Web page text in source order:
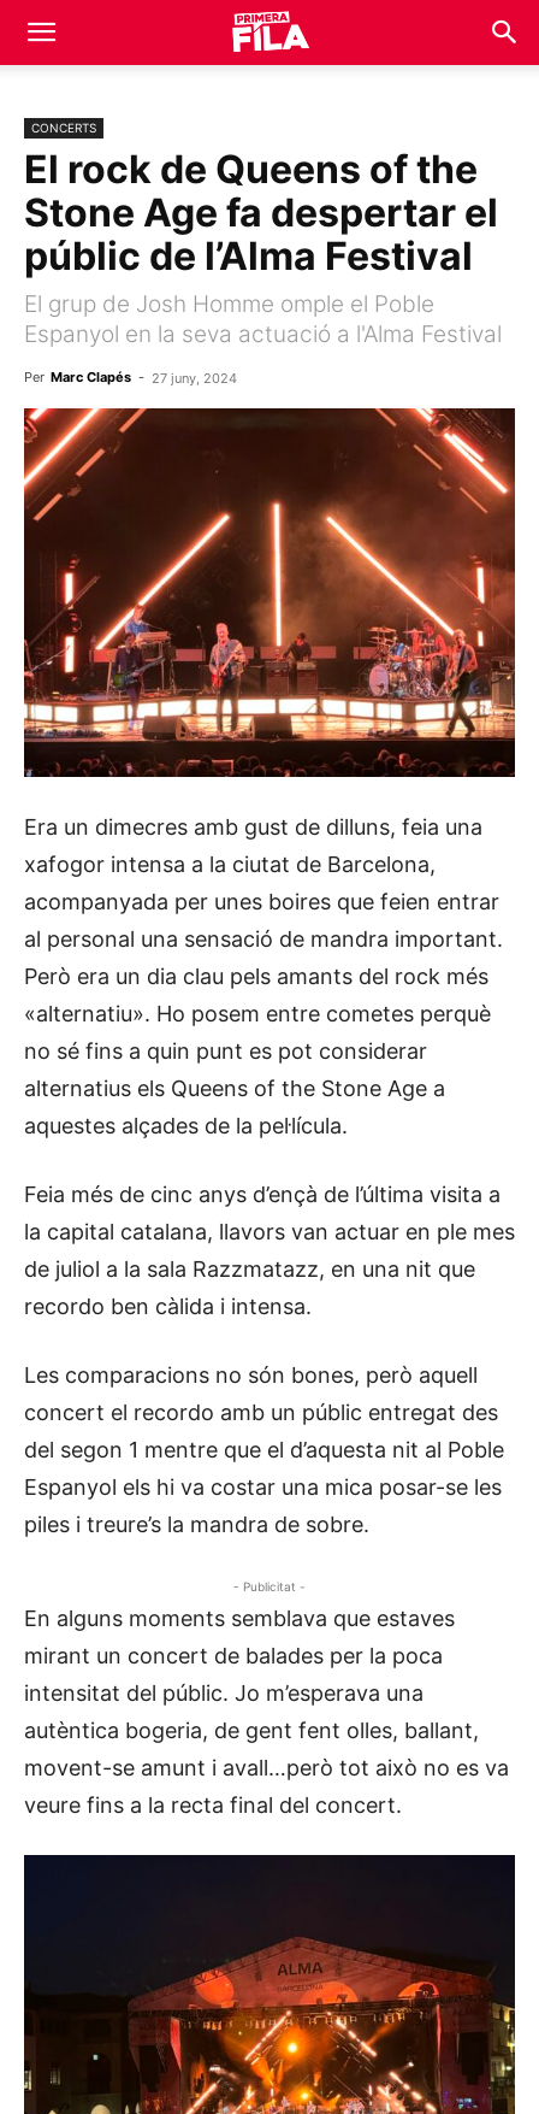
CONCERTS
El rock de Queens of the
Stone Age fa despertar el
públic de l’Alma Festival
El grup de Josh Homme omple el Poble
Espanyol en la seva actuació a l'Alma Festival
Per Marc Clapés - 27 juny, 2024
Era un dimecres amb gust de dilluns, feia una
xafogor intensa a la ciutat de Barcelona,
acompanyada per unes boires que feien entrar
al personal una sensació de mandra important.
Però era un dia clau pels amants del rock més
«alternatiu». Ho posem entre cometes perquè
no sé fins a quin punt es pot considerar
alternatius els Queens of the Stone Age a
aquestes alçades de la pel·lícula.
Feia més de cinc anys d’ençà de l’última visita a
la capital catalana, llavors van actuar en ple mes
de juliol a la sala Razzmatazz, en una nit que
recordo ben càlida i intensa.
Les comparacions no són bones, però aquell
concert el recordo amb un públic entregat des
del segon 1 mentre que el d’aquesta nit al Poble
Espanyol els hi va costar una mica posar-se les
piles i treure’s la mandra de sobre.
- Publicitat -
En alguns moments semblava que estaves
mirant un concert de balades per la poca
intensitat del públic. Jo m’esperava una
autèntica bogeria, de gent fent olles, ballant,
movent-se amunt i avall…però tot això no es va
veure fins a la recta final del concert.